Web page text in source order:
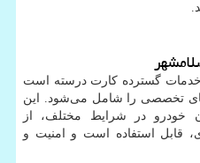
خدمات گسترده کارت درسته است
تخصصی را شامل می‌شود. این
خودرو در شرایط مختلف، از
قابل استفاده است و امنیت و